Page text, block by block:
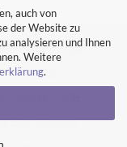
auch von
der Website zu
analysieren und Ihnen
Weitere
.
Comics
Einstellungen